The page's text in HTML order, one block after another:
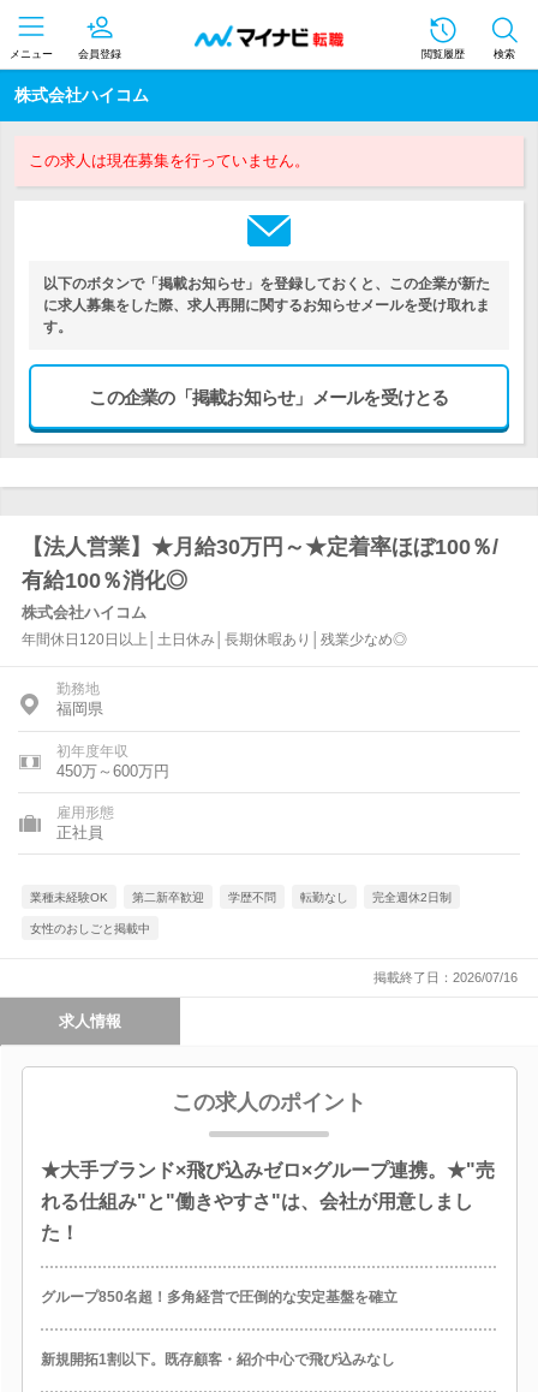
メニュー 会員登録 閲覧履歴 検索
株式会社ハイコム
この求人は現在募集を行っていません。
以下のボタンで「掲載お知らせ」を登録しておくと、この企業が新た
に求人募集をした際、求人再開に関するお知らせメールを受け取れま
す。
この企業の「掲載お知らせ」メールを受けとる
【法人営業】★月給30万円～★定着率ほぼ100％/
有給100％消化◎
株式会社ハイコム
年間休日120日以上│土日休み│長期休暇あり│残業少なめ◎
勤務地
福岡県
初年度年収
450万～600万円
雇用形態
正社員
業種未経験OK 第二新卒歓迎 学歴不問 転勤なし 完全週休2日制
女性のおしごと掲載中
掲載終了日：2026/07/16
求人情報
この求人のポイント
★大手ブランド×飛び込みゼロ×グループ連携。★"売
れる仕組み"と"働きやすさ"は、会社が用意しまし
た！
グループ850名超！多角経営で圧倒的な安定基盤を確立
新規開拓1割以下。既存顧客・紹介中心で飛び込みなし